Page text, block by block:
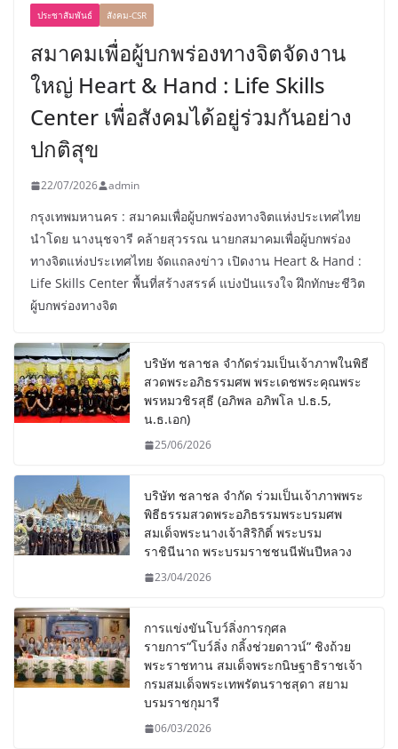
ประชาสัมพันธ์ สังคม-CSR
สมาคมเพื่อผู้บกพร่องทางจิตจัดงาน
ใหญ่ Heart & Hand : Life Skills
Center เพื่อสังคมได้อยู่ร่วมกันอย่าง
ปกติสุข
22/07/2026 admin
กรุงเทพมหานคร : สมาคมเพื่อผู้บกพร่องทางจิตแห่งประเทศไทย
นำโดย นางนุชจารี คล้ายสุวรรณ นายกสมาคมเพื่อผู้บกพร่อง
ทางจิตแห่งประเทศไทย จัดแถลงข่าว เปิดงาน Heart & Hand :
Life Skills Center พื้นที่สร้างสรรค์ แบ่งปันแรงใจ ฝึกทักษะชีวิต
ผู้บกพร่องทางจิต
บริษัท ชลาชล จำกัดร่วมเป็นเจ้าภาพในพิธี
สวดพระอภิธรรมศพ พระเดชพระคุณพระ
พรหมวชิรสุธี (อภิพล อภิพโล ป.ธ.5,
น.ธ.เอก)
25/06/2026
บริษัท ชลาชล จำกัด ร่วมเป็นเจ้าภาพพระ
พิธีธรรมสวดพระอภิธรรมพระบรมศพ
สมเด็จพระนางเจ้าสิริกิติ์ พระบรม
ราชินีนาถ พระบรมราชชนนีพันปีหลวง
23/04/2026
การแข่งขันโบว์ลิ่งการกุศล
รายการ“โบว์ลิ่ง กลิ้งช่วยดาวน์” ชิงถ้วย
พระราชทาน สมเด็จพระกนิษฐาธิราชเจ้า
กรมสมเด็จพระเทพรัตนราชสุดา สยาม
บรมราชกุมารี
06/03/2026